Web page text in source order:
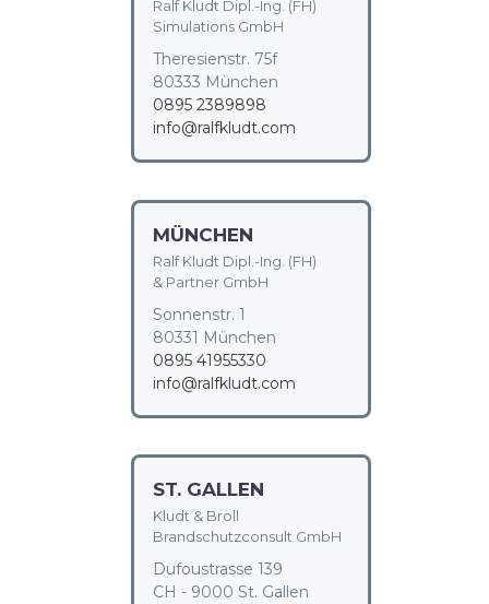
Ralf Kludt Dipl.-Ing. (FH)
Simulations GmbH
Theresienstr. 75f
80333 München
0895 2389898
info@ralfkludt.com
MÜNCHEN
Ralf Kludt Dipl.-Ing. (FH)
& Partner GmbH
Sonnenstr. 1
80331 München
0895 41955330
info@ralfkludt.com
ST. GALLEN
Kludt & Broll
Brandschutzconsult GmbH
Dufoustrasse 139
CH - 9000 St. Gallen